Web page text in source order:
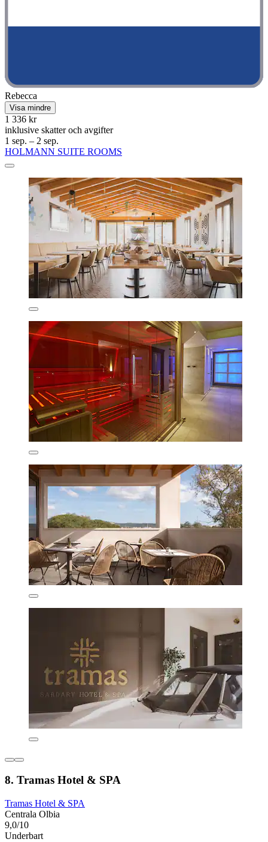
Rebecca
Visa mindre
1 336 kr
inklusive skatter och avgifter
1 sep. – 2 sep.
HOLMANN SUITE ROOMS
8. Tramas Hotel & SPA
Tramas Hotel & SPA
Centrala Olbia
9,0/10
Underbart